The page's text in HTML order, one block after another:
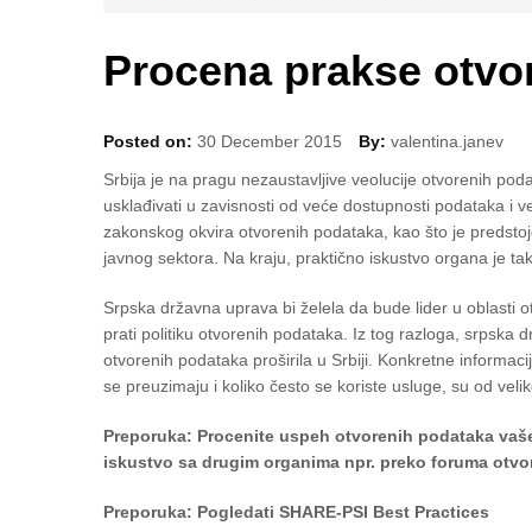
Procena prakse
Posted on: 30 December 2015 By: valentina.janev
Srbija je na pragu nezaustavljive veolucije otvorenih
usklađivati u zavisnosti od veće dostupnosti podataka i
zakonskog okvira otvorenih podataka, kao što je
javnog sektora. Na kraju, praktično iskustvo organa je
Srpska državna uprava bi želela da bude lider u oblasti
prati politiku otvorenih podataka. Iz tog razloga, srpska
otvorenih podataka proširila u Srbiji. Konkretne
se preuzimaju i koliko često se koriste usluge, su od
Preporuka: Procenite uspeh otvorenih podataka
iskustvo sa drugim organima npr. preko foruma
Preporuka: Pogledati SHARE-PSI Best Practices